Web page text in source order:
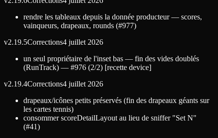
rendre les tableaux depuis la donnée producteur — scores,
vainqueurs, drapeaux, rounds (#977)
v2.19.5Corrections4 juillet 2026
un seul propriétaire de l'inset bas — fin des vides doublés
(RunTrack) — #976 (2/2) [recette device]
v2.19.4Corrections4 juillet 2026
drapeaux/icônes petits préservés (fin des drapeaux géants sur
les cartes tennis)
consommer scoreDetailLayout au lieu de sniffer "Set N"
(#41)